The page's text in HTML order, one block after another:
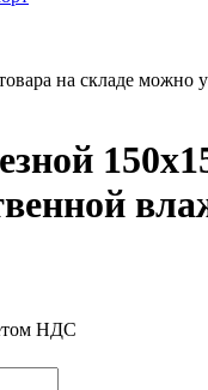
на складе можно
НДС